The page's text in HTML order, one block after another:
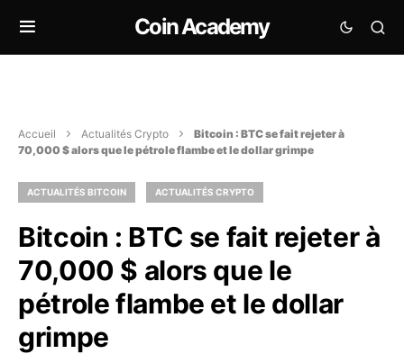
Coin Academy
Accueil Actualités Crypto
Bitcoin : BTC se fait rejeter à
70,000 $ alors que le pétrole flambe et le dollar grimpe
ACTUALITÉS BITCOIN ACTUALITÉS CRYPTO
Bitcoin : BTC se fait rejeter à
70,000 $ alors que le
pétrole flambe et le dollar
grimpe